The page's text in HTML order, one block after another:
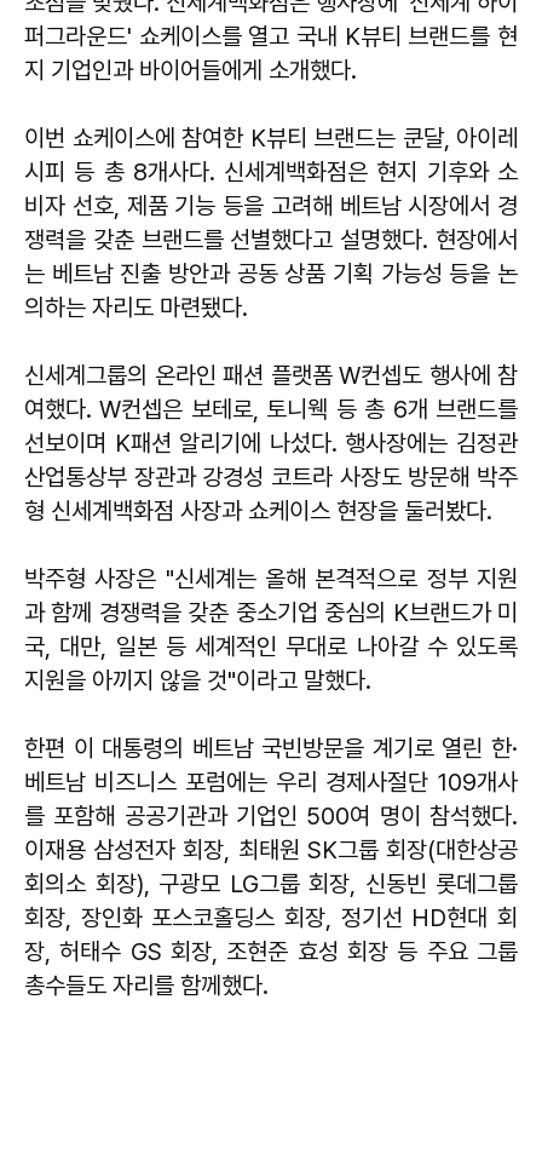
퍼그라운드' 쇼케이스를 열고 국내 K뷰티 브랜드를 현
지 기업인과 바이어들에게 소개했다.
이번 쇼케이스에 참여한 K뷰티 브랜드는 쿤달, 아이레
시피 등 총 8개사다. 신세계백화점은 현지 기후와 소
비자 선호, 제품 기능 등을 고려해 베트남 시장에서 경
쟁력을 갖춘 브랜드를 선별했다고 설명했다. 현장에서
는 베트남 진출 방안과 공동 상품 기획 가능성 등을 논
의하는 자리도 마련됐다.
신세계그룹의 온라인 패션 플랫폼 W컨셉도 행사에 참
여했다. W컨셉은 보테로, 토니웩 등 총 6개 브랜드를
선보이며 K패션 알리기에 나섰다. 행사장에는 김정관
산업통상부 장관과 강경성 코트라 사장도 방문해 박주
형 신세계백화점 사장과 쇼케이스 현장을 둘러봤다.
박주형 사장은 "신세계는 올해 본격적으로 정부 지원
과 함께 경쟁력을 갖춘 중소기업 중심의 K브랜드가 미
국, 대만, 일본 등 세계적인 무대로 나아갈 수 있도록
지원을 아끼지 않을 것"이라고 말했다.
한편 이 대통령의 베트남 국빈방문을 계기로 열린 한·
베트남 비즈니스 포럼에는 우리 경제사절단 109개사
를 포함해 공공기관과 기업인 500여 명이 참석했다.
이재용 삼성전자 회장, 최태원 SK그룹 회장(대한상공
회의소 회장), 구광모 LG그룹 회장, 신동빈 롯데그룹
회장, 장인화 포스코홀딩스 회장, 정기선 HD현대 회
장, 허태수 GS 회장, 조현준 효성 회장 등 주요 그룹
총수들도 자리를 함께했다.